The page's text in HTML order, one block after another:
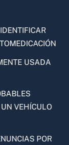
USADA
VEHÍCULO
POR